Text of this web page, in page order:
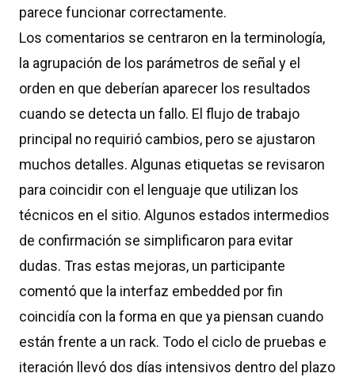
parece funcionar correctamente.
Los comentarios se centraron en la terminología,
la agrupación de los parámetros de señal y el
orden en que deberían aparecer los resultados
cuando se detecta un fallo. El flujo de trabajo
principal no requirió cambios, pero se ajustaron
muchos detalles. Algunas etiquetas se revisaron
para coincidir con el lenguaje que utilizan los
técnicos en el sitio. Algunos estados intermedios
de confirmación se simplificaron para evitar
dudas. Tras estas mejoras, un participante
comentó que la interfaz embedded por fin
coincidía con la forma en que ya piensan cuando
están frente a un rack. Todo el ciclo de pruebas e
iteración llevó dos días intensivos dentro del plazo